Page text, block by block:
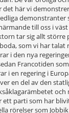
det här vi
demonstranter
till oss i
tar sig allt större
som vi har
i den nya
Francotiden
i en regering i
en del av den
och
ett parti som har
rörelser som